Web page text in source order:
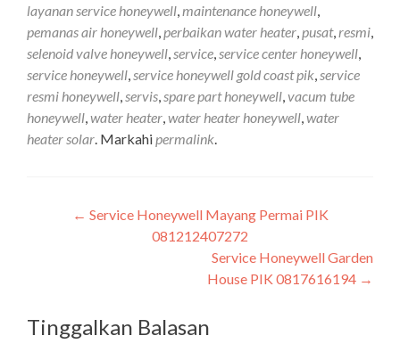
layanan service honeywell maintenance honeywell
pemanas air honeywell perbaikan water heater pusat, resmi
selenoid valve honeywell service service center honeywell
service honeywell service honeywell gold coast pik service
resmi honeywell servis spare part honeywell vacum tube
honeywell water heater water heater honeywell water
heater solar . Markahi permalink
Navigasi
← Service Honeywell Mayang Permai PIK
081212407272
Service Honeywell Garden
House PIK 0817616194 →
Tinggalkan Balasan